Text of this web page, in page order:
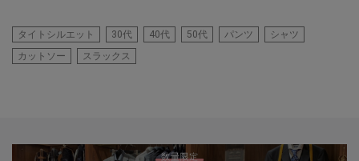
タイトシルエット 30代 40代 50代 パンツ
シャツ
カットソー
スラックス